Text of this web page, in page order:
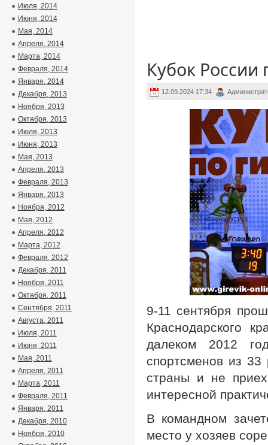
Кубок
12.09.2024 17:34
9-11 сентября
Краснодарского
далеком 2012
спортсменов из
страны и не
интересной
В командном
место у хозяев
Июля, 2014
Июня, 2014
Мая, 2014
Апреля, 2014
Марта, 2014
Февраля, 2014
Января, 2014
Декабря, 2013
Ноября, 2013
Октября, 2013
Июля, 2013
Июня, 2013
Мая, 2013
Апреля, 2013
Февраля, 2013
Января, 2013
Ноября, 2012
Мая, 2012
Апреля, 2012
Марта, 2012
Февраля, 2012
Декабря, 2011
Ноября, 2011
Октября, 2011
Сентября, 2011
Августа, 2011
Июля, 2011
Июня, 2011
Мая, 2011
Апреля, 2011
Марта, 2011
Февраля, 2011
Января, 2011
Декабря, 2010
Ноября, 2010